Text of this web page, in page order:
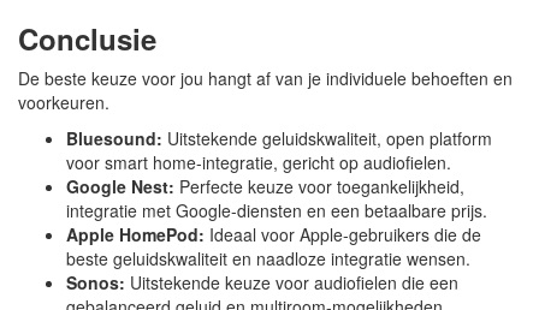
Conclusie
De beste keuze voor jou hangt af van je individuele behoeften en
voorkeuren.
Bluesound: Uitstekende geluidskwaliteit, open platform
voor smart home-integratie, gericht op audiofielen.
Google Nest: Perfecte keuze voor toegankelijkheid,
integratie met Google-diensten en een betaalbare prijs.
Apple HomePod: Ideaal voor Apple-gebruikers die de
beste geluidskwaliteit en naadloze integratie wensen.
Sonos: Uitstekende keuze voor audiofielen die een